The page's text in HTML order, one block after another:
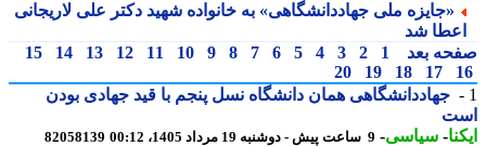
«جایزه ملی جهاددانشگاهی» به خانواده شهید دکتر علی لاریجانی
شد
بعد
1
2
3
4
5
6
7
8
9
10
11
12
13
14
15
17
18
19
20
جهاددانشگاهی همان دانشگاه نسل پنجم با قید جهادی بودن
-سیاسی-9 ساعت پیش - دوشنبه 19 مرداد 1405، 00:12 82058139